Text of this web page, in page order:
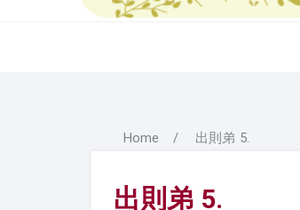
Home / 出則弟 5.
出則弟 5.